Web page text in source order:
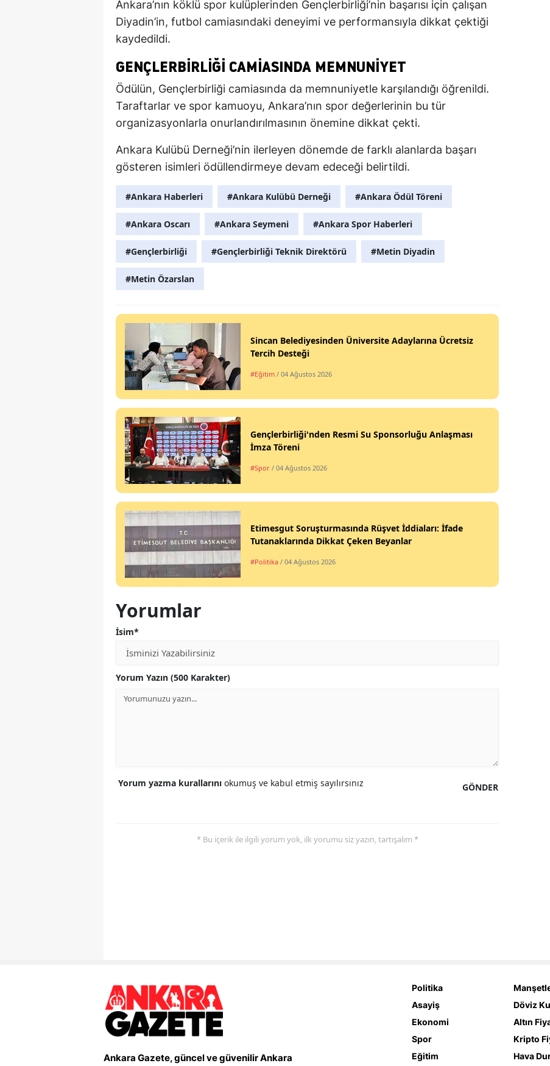
Ankara’nın köklü spor kulüplerinden Gençlerbirliği’nin başarısı için çalışan
Diyadin’in, futbol camiasındaki deneyimi ve performansıyla dikkat çektiği
kaydedildi.
GENÇLERBIRLIĞI CAMIASINDA MEMNUNIYET
Ödülün, Gençlerbirliği camiasında da memnuniyetle karşılandığı öğrenildi.
Taraftarlar ve spor kamuoyu, Ankara’nın spor değerlerinin bu tür
organizasyonlarla onurlandırılmasının önemine dikkat çekti.
Ankara Kulübü Derneği’nin ilerleyen dönemde de farklı alanlarda başarı
gösteren isimleri ödüllendirmeye devam edeceği belirtildi.
#Ankara Haberleri #Ankara Kulübü Derneği #Ankara Ödül Töreni
#Ankara Oscarı #Ankara Seymeni #Ankara Spor Haberleri
#Gençlerbirliği #Gençlerbirliği Teknik Direktörü #Metin Diyadin
#Metin Özarslan
Sincan Belediyesinden Üniversite Adaylarına Ücretsiz
Tercih Desteği
#Eğitim / 04 Ağustos 2026
Gençlerbirliği'nden Resmi Su Sponsorluğu Anlaşması
İmza Töreni
#Spor / 04 Ağustos 2026
Etimesgut Soruşturmasında Rüşvet İddiaları: İfade
Tutanaklarında Dikkat Çeken Beyanlar
#Politika / 04 Ağustos 2026
Yorumlar
İsim*
Yorum Yazın (500 Karakter)
GÖNDER
Yorum yazma kurallarını okumuş ve kabul etmiş sayılırsınız
* Bu içerik ile ilgili yorum yok, ilk yorumu siz yazın, tartışalım *
Ankara Gazete, güncel ve güvenilir Ankara
Politika
Asayiş
Ekonomi
Spor
Eğitim
Döviz
Altın
Kripto
Hava